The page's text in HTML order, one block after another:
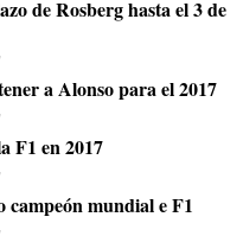
de Rosberg hasta el 3 de
,
a Alonso para el 2017
,
F1 en 2017
,
campeón mundial e F1
,